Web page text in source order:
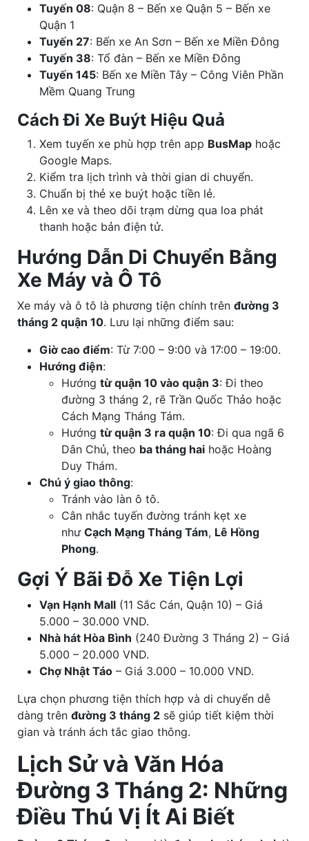
Tuyến 08: Quận 8 – Bến xe Quận 5 – Bến xe
Quận 1
Tuyến 27: Bến xe An Sơn – Bến xe Miền Đông
Tuyến 38: Tổ đàn – Bến xe Miền Đông
Tuyến 145: Bến xe Miền Tây – Công Viên Phần
Mềm Quang Trung
Cách Đi Xe Buýt Hiệu Quả
Xem tuyến xe phù hợp trên app BusMap hoặc
Google Maps.
Kiểm tra lịch trình và thời gian di chuyển.
Chuẩn bị thẻ xe buýt hoặc tiền lẻ.
Lên xe và theo dõi trạm dừng qua loa phát
thanh hoặc bản điện tử.
Hướng Dẫn Di Chuyển Bằng
Xe Máy và Ô Tô
Xe máy và ô tô là phương tiện chính trên đường 3
tháng 2 quận 10. Lưu lại những điểm sau:
Giờ cao điểm: Từ 7:00 – 9:00 và 17:00 – 19:00.
Hướng điện:
Hướng từ quận 10 vào quận 3: Đi theo
đường 3 tháng 2, rẽ Trần Quốc Thảo hoặc
Cách Mạng Tháng Tám.
Hướng từ quận 3 ra quận 10: Đi qua ngã 6
Dân Chủ, theo ba tháng hai hoặc Hoàng
Duy Thám.
Chú ý giao thông:
Tránh vào làn ô tô.
Cân nhắc tuyến đường tránh kẹt xe
như Cạch Mạng Tháng Tám, Lê Hồng
Phong.
Gợi Ý Bãi Đỗ Xe Tiện Lợi
Vạn Hạnh Mall (11 Sắc Cán, Quận 10) – Giá
5.000 – 30.000 VND.
Nhà hát Hòa Bình (240 Đường 3 Tháng 2) – Giá
5.000 – 20.000 VND.
Chợ Nhật Táo – Giá 3.000 – 10.000 VND.
Lựa chọn phương tiện thích hợp và di chuyển dễ
dàng trên đường 3 tháng 2 sẽ giúp tiết kiệm thời
gian và tránh ách tắc giao thông.
Lịch Sử và Văn Hóa
Đường 3 Tháng 2: Những
Điều Thú Vị Ít Ai Biết